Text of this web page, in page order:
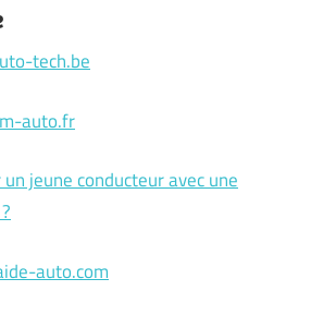
tech.be
auto.fr
jeune conducteur avec une
auto.com